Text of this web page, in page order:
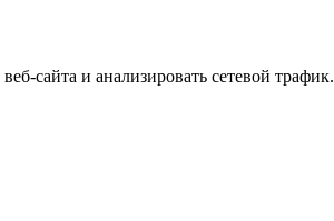
сайта и анализировать сетевой трафик.